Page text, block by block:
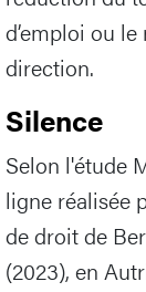
d’emploi ou
direction.
Silence
Selon l'étude
ligne réalisée
de droit de
(2023), en